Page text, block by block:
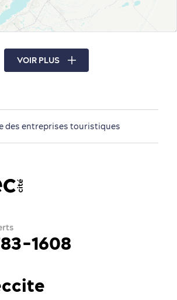
VOIR PLUS
des entreprises touristiques
1608